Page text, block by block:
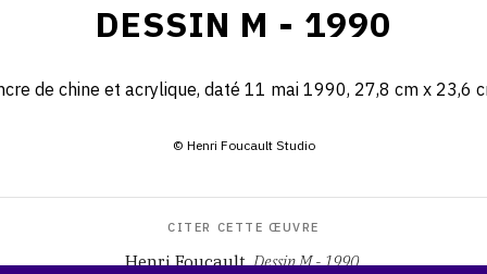
DESSIN M - 1990
de chine et acrylique, daté 11 mai 1990, 27,8 cm x 23,6
© Henri Foucault Studio
CITER CETTE ŒUVRE
Henri Foucault,Dessin M - 1990.